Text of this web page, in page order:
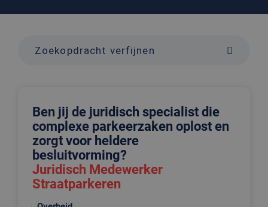
Zoekopdracht verfijnen
Ben jij de juridisch specialist die
complexe parkeerzaken oplost en
zorgt voor heldere
besluitvorming?
Juridisch Medewerker
Straatparkeren